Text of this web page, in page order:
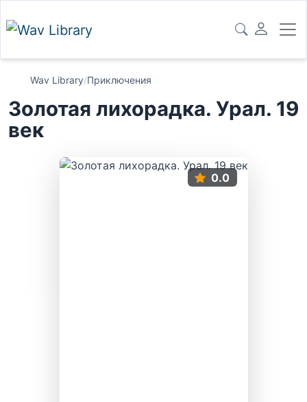
Wav Library/Приключения
Золотая лихорадка. Урал. 19
век
0.0